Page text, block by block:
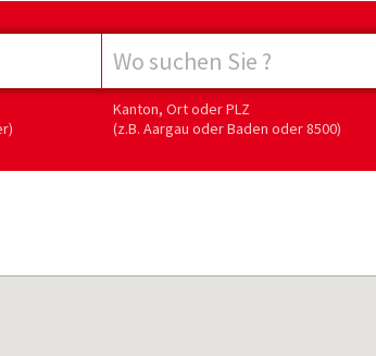
Kanton, Ort oder PLZ
(z.B. Aargau oder Baden oder 8500)